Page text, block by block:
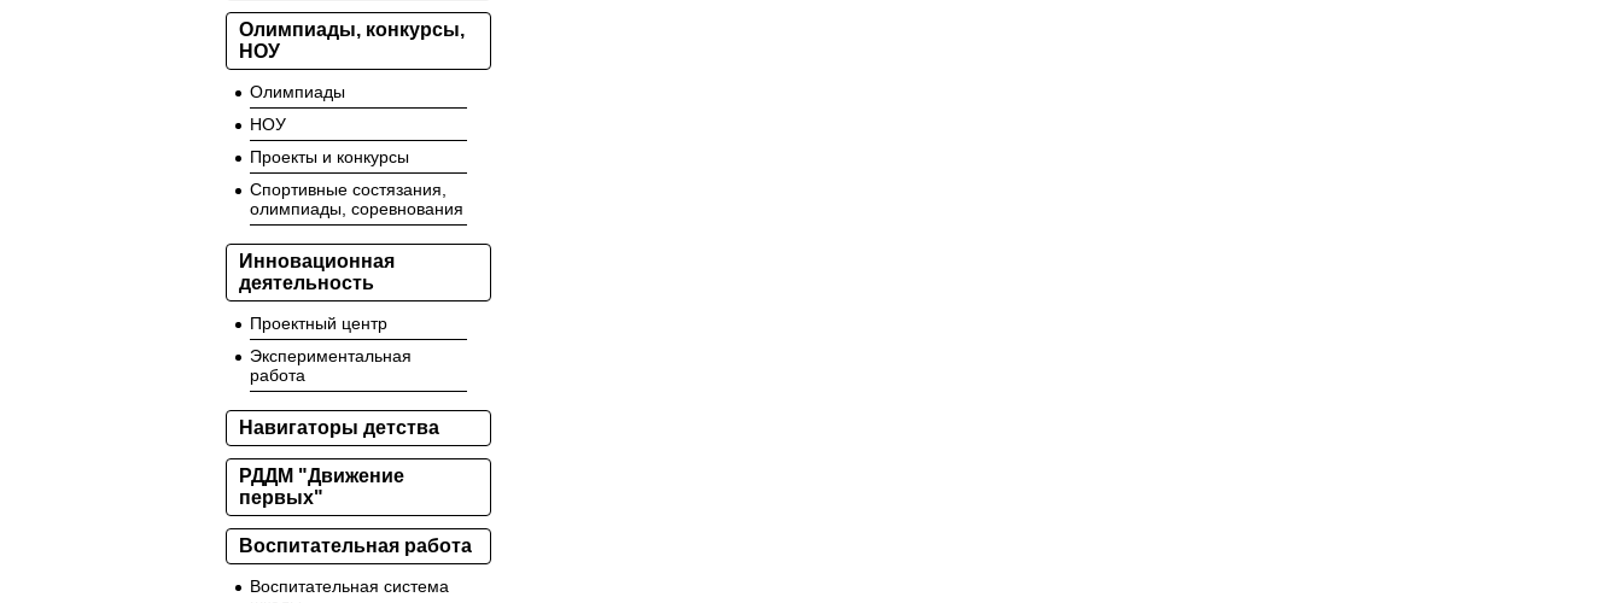
Олимпиады, конкурсы,
НОУ
Олимпиады
НОУ
Проекты и конкурсы
Спортивные состязания,
олимпиады, соревнования
Инновационная
деятельность
Проектный центр
Экспериментальная
работа
Навигаторы детства
РДДМ "Движение
первых"
Воспитательная работа
Воспитательная система